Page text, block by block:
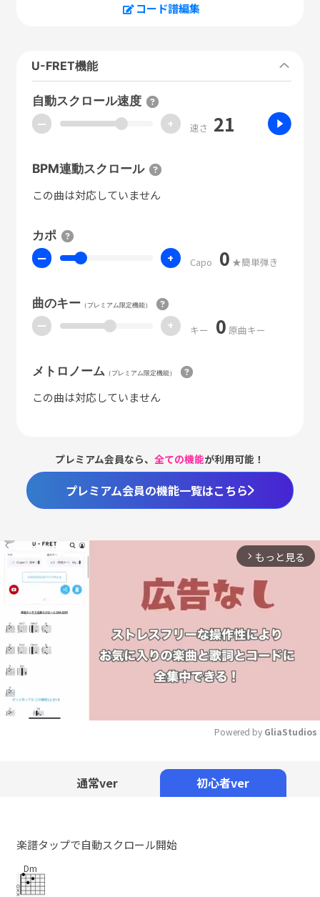
コード譜編集
U-FRET機能
自動スクロール速度
ー + 速さ 21
BPM連動スクロール
この曲は対応していません
カポ
ー + Capo 0 ★簡単弾き
曲のキー（プレミアム限定機能）
ー + キー 0 原曲キー
メトロノーム （プレミアム限定機能）
この曲は対応していません
プレミアム会員なら、全ての機能が利用可能！
プレミアム会員の機能一覧はこちら
arrow_forward_ios もっと見る
Powered by GliaStudios
通常ver 初心者ver
楽譜タップで自動スクロール開始
Dm